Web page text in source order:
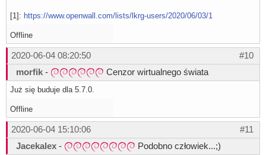
[1]: https://www.openwall.com/lists/lkrg-users/2020/06/03/1
Offline
#10
2020-06-04 08:20:50
morfik - Cenzor wirtualnego świata
Już się buduje dla 5.7.0.
Offline
#11
2020-06-04 15:10:06
Jacekalex - Podobno człowiek...;)